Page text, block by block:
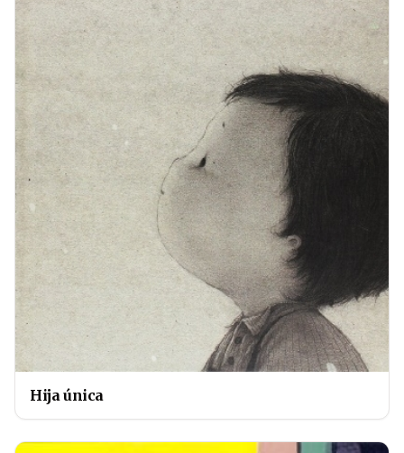
Hija única